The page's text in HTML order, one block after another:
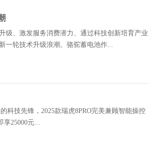
级、激发服务消费潜力、通过科技创新培育产业
一轮技术升级浪潮。骆驼蓄电池作...
科技先锋，2025款瑞虎8PRO完美兼顾智能操控
享25000元...